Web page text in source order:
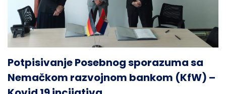
Potpisivanje Posebnog sporazuma sa
Nemačkom razvojnom bankom (KfW) –